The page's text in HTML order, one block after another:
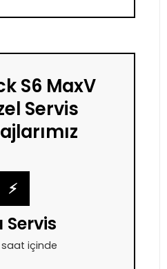
S6 MaxV
Servis
⚡
Servis
içinde